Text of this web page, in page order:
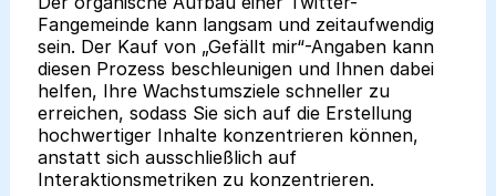
Fangemeinde kann langsam und zeitaufwendig
sein. Der Kauf von „Gefällt mir“-Angaben kann
diesen Prozess beschleunigen und Ihnen dabei
helfen, Ihre Wachstumsziele schneller zu
erreichen, sodass Sie sich auf die Erstellung
hochwertiger Inhalte konzentrieren können,
anstatt sich ausschließlich auf
Interaktionsmetriken zu konzentrieren.